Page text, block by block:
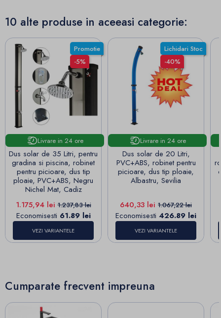
10 alte produse in aceeasi categorie:
Promotie
-5%
Livrare in 24 ore
Dus solar de 35 Litri, pentru
gradina si piscina, robinet
pentru picioare, dus tip
ploaie, PVC+ABS, Negru
Nichel Mat, Cadiz
Pret
1.175,94 leiPret de baza
1.237,83 lei
Economisesti 61.89 lei
VEZI VARIANTELE
Lichidari Stoc
-40%
Livrare in 24 ore
Dus solar de 20 Litri,
PVC+ABS, robinet pentru
picioare, dus tip ploaie,
Albastru, Sevilia
Pret
640,33 lei Pret de baza
1.067,22 lei
Economisesti 426.89 lei
VEZI VARIANTELE
Cumparate frecvent impreuna